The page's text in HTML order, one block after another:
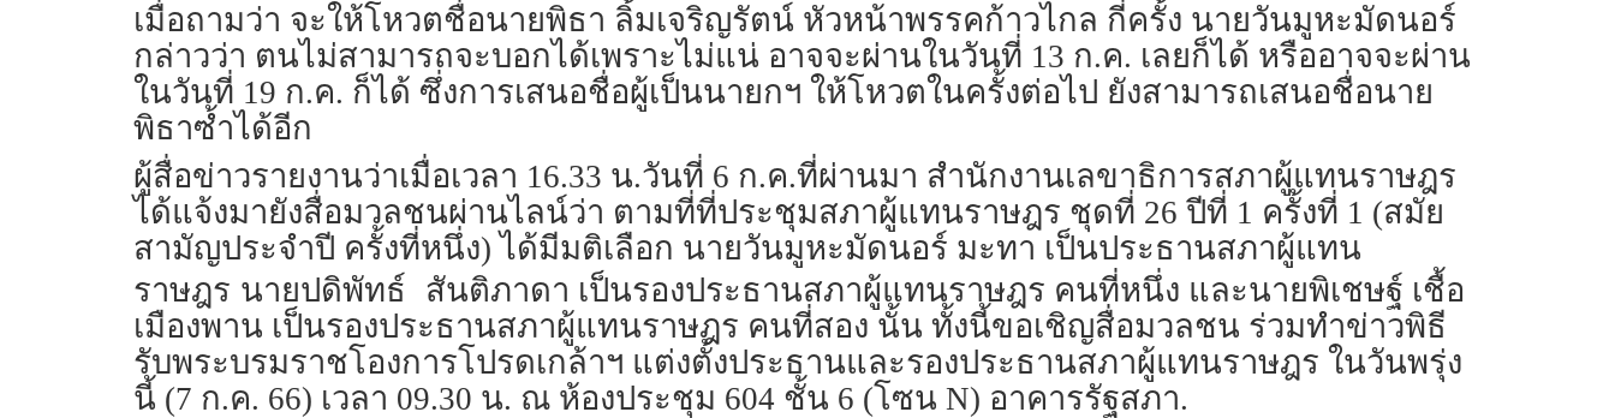
เมื่อถามว่า จะให้โหวตชื่อนายพิธา ลิ้มเจริญรัตน์ หัวหน้าพรรคก้าวไกล กี่ครั้ง นายวันมูหะมัดนอร์
กล่าวว่า ตนไม่สามารถจะบอกได้เพราะไม่แน่ อาจจะผ่านในวันที่ 13 ก.ค. เลยก็ได้ หรืออาจจะผ่าน
ในวันที่ 19 ก.ค. ก็ได้ ซึ่งการเสนอชื่อผู้เป็นนายกฯ ให้โหวตในครั้งต่อไป ยังสามารถเสนอชื่อนาย
พิธาซ้ำได้อีก
ผู้สื่อข่าวรายงานว่าเมื่อเวลา 16.33 น.วันที่ 6 ก.ค.ที่ผ่านมา สำนักงานเลขาธิการสภาผู้แทนราษฎร
ได้แจ้งมายังสื่อมวลชนผ่านไลน์ว่า ตามที่ที่ประชุมสภาผู้แทนราษฎร ชุดที่ 26 ปีที่ 1 ครั้งที่ 1 (สมัย
สามัญประจำปี ครั้งที่หนึ่ง) ได้มีมติเลือก นายวันมูหะมัดนอร์ มะทา เป็นประธานสภาผู้แทน
ราษฎร นายปดิพัทธ์
สันติภาดา เป็นรองประธานสภาผู้แทนราษฎร คนที่หนึ่ง และนายพิเชษฐ์ เชื้อ
เมืองพาน เป็นรองประธานสภาผู้แทนราษฎร คนที่สอง นั้น ทั้งนี้ขอเชิญสื่อมวลชน ร่วมทำข่าวพิธี
รับพระบรมราชโองการโปรดเกล้าฯ แต่งตั้งประธานและรองประธานสภาผู้แทนราษฎร ในวันพรุ่ง
นี้ (7 ก.ค. 66) เวลา 09.30 น. ณ ห้องประชุม 604 ชั้น 6 (โซน N) อาคารรัฐสภา.